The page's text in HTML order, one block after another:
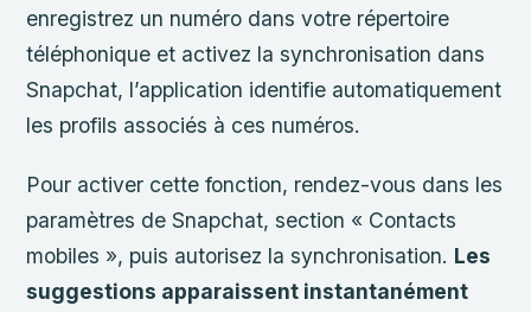
enregistrez un numéro dans votre répertoire
téléphonique et activez la synchronisation dans
Snapchat, l’application identifie automatiquement
les profils associés à ces numéros.
Pour activer cette fonction, rendez-vous dans les
paramètres de Snapchat, section « Contacts
mobiles », puis autorisez la synchronisation. Les
suggestions apparaissent instantanément